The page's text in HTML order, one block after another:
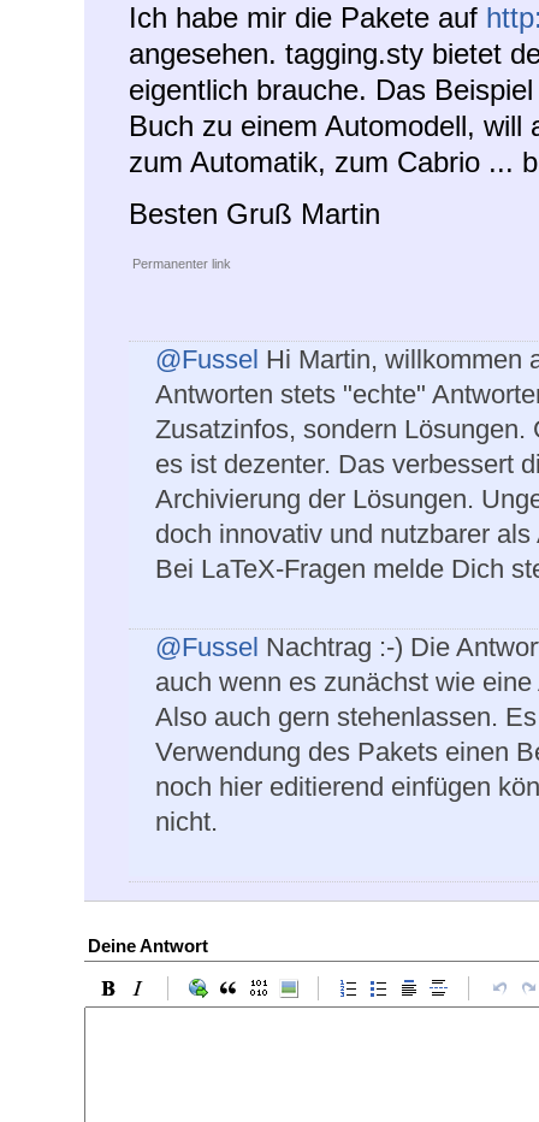
Ich habe mir die Pakete auf
angesehen. tagging.sty bietet
eigentlich brauche. Das
Buch zu einem Automodell,
zum Automatik, zum Cabrio ...
Besten Gruß Martin
Permanenter link
@Fussel Hi Martin, willkommen
Antworten stets "echte"
Zusatzinfos, sondern
es ist dezenter. Das verbessert
Archivierung der Lösungen.
doch innovativ und nutzbarer
Bei LaTeX-Fragen melde Dich
@Fussel Nachtrag :-) Die
auch wenn es zunächst wie
Also auch gern stehenlassen.
Verwendung des Pakets einen
noch hier editierend einfügen
nicht.
Deine Antwort